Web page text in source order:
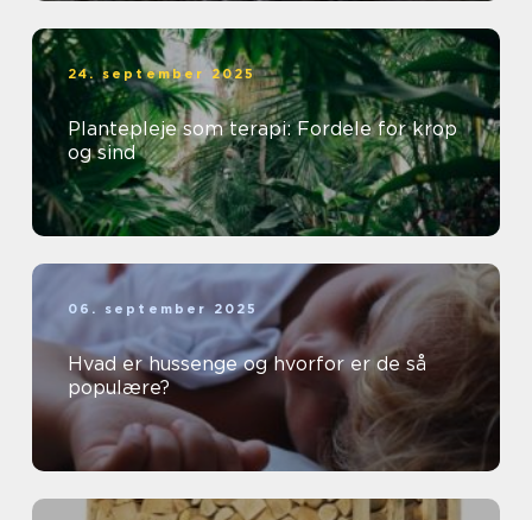
24. september 2025
Plantepleje som terapi: Fordele for krop
og sind
06. september 2025
Hvad er hussenge og hvorfor er de så
populære?